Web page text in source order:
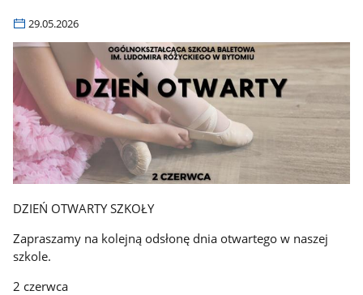
29.05.2026
DZIEŃ OTWARTY SZKOŁY
Zapraszamy na kolejną odsłonę dnia otwartego w naszej
szkole.
2 czerwca